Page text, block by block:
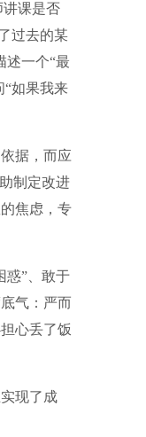
课是否
过去的某
述一个“最
“如果我来
据，而应
制定改进
焦虑，专
”、敢于
气：严而
心丢了饭
现了成